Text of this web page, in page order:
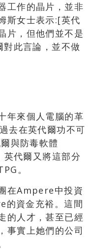
工作的晶片，並非
斯女士表示:[英代
片，但他們並不是
此言論，並不做
年來個人電腦的革
去在英代爾功不可
與防毒軟體
代爾又將這部分
。
在Ampere中投資
的資金充裕。這間
的人才，甚至已經
事實上她們的公司